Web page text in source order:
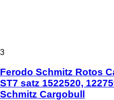
3
Ferodo Schmitz Rotos
ST7 satz 1522520,
Schmitz Cargobull